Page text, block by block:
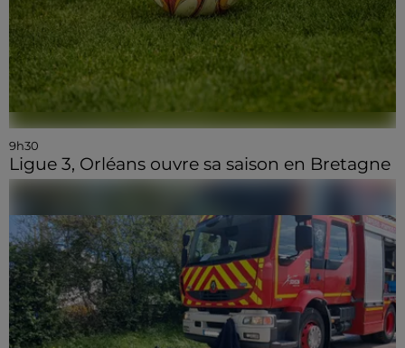
9h30
Ligue 3, Orléans ouvre sa saison en Bretagne